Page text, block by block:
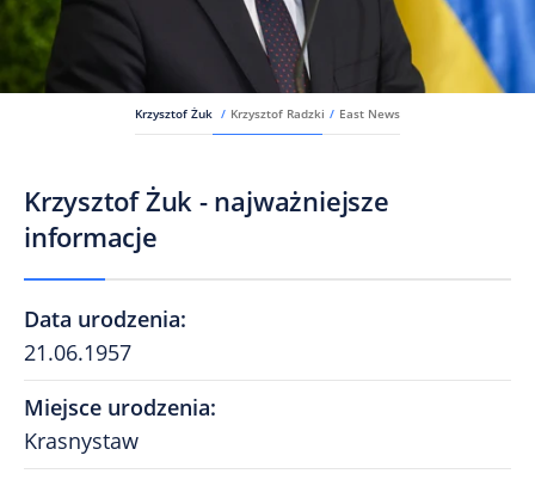
Krzysztof Żuk / Krzysztof Radzki / East News
Krzysztof Żuk - najważniejsze
informacje
Data urodzenia:
21.06.1957
Miejsce urodzenia:
Krasnystaw